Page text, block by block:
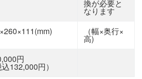
換が必要と
なります
（幅×奥行×
高)
円
込132,000円）